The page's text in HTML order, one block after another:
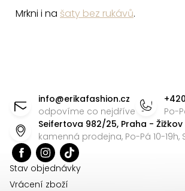
s
Mrkni i na šaty bez rukávů.
info@erikafashion.cz
odpovíme co nejdříve
Po-
Seifertova 982/25, Praha - Žižkov
kamenná prodejna, Po-Pá 10-19h,
Stav objednávky
Vrácení zboží